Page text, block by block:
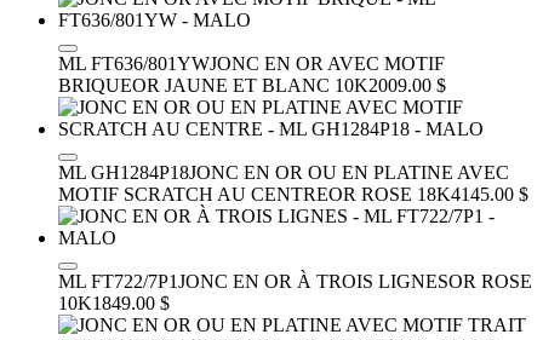
ML FT636/801YWJONC EN OR AVEC MOTIF
BRIQUEOR JAUNE ET BLANC 10K2009.00 $
ML GH1284P18JONC EN OR OU EN PLATINE AVEC
MOTIF SCRATCH AU CENTREOR ROSE 18K4145.00 $
ML FT722/7P1JONC EN OR À TROIS LIGNESOR ROSE
10K1849.00 $